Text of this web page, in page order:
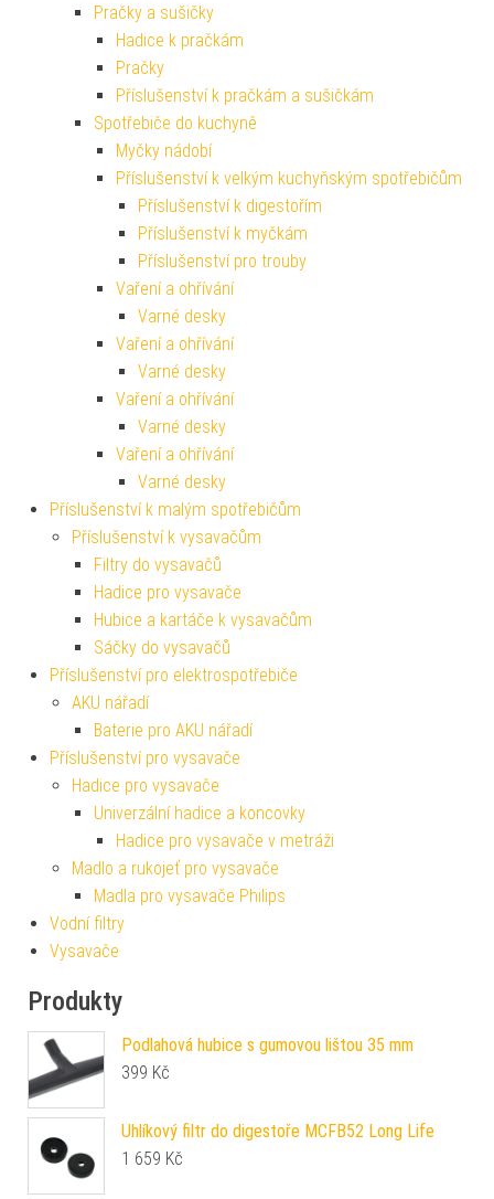
Pračky a sušičky
Hadice k pračkám
Pračky
Příslušenství k pračkám a sušičkám
Spotřebiče do kuchyně
Myčky nádobí
Příslušenství k velkým kuchyňským spotřebičům
Příslušenství k digestořím
Příslušenství k myčkám
Příslušenství pro trouby
Vaření a ohřívání
Varné desky
Vaření a ohřívání
Varné desky
Vaření a ohřívání
Varné desky
Vaření a ohřívání
Varné desky
Příslušenství k malým spotřebičům
Příslušenství k vysavačům
Filtry do vysavačů
Hadice pro vysavače
Hubice a kartáče k vysavačům
Sáčky do vysavačů
Příslušenství pro elektrospotřebiče
AKU nářadí
Baterie pro AKU nářadí
Příslušenství pro vysavače
Hadice pro vysavače
Univerzální hadice a koncovky
Hadice pro vysavače v metráži
Madlo a rukojeť pro vysavače
Madla pro vysavače Philips
Vodní filtry
Vysavače
Produkty
Podlahová hubice s gumovou lištou 35 mm
399 Kč
Uhlíkový filtr do digestoře MCFB52 Long Life
1 659 Kč